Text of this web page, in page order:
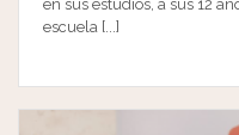
en sus estudios, a sus 12
escuela [...]